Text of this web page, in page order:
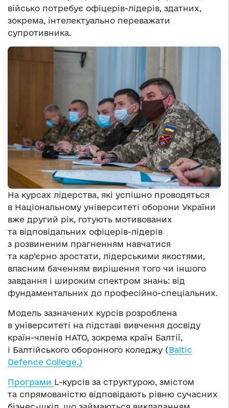
військо потребує офіцерів-лідерів, здатних,
зокрема, інтелектуально переважати
супротивника.
На курсах лідерства, які успішно проводяться
в Національному університеті оборони України
вже другий рік, готують мотивованих
та відповідальних офіцерів-лідерів
з розвиненим прагненням навчатися
та кар’єрно зростати, лідерськими якостями,
власним баченням вирішення того чи іншого
завдання і широким спектром знань: від
фундаментальних до професійно-спеціальних.
Модель зазначених курсів розроблена
в університеті на підставі вивчення досвіду
країн-членів НАТО, зокрема країн Балтії,
і Балтійського оборонного коледжу (Baltic
Defence College.)
Програми L-курсів за структурою, змістом
та спрямованістю відповідають рівню сучасних